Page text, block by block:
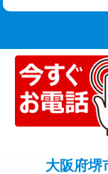
マス交換（土の掘
マス交換（深さ50
コンクリート斫り
コンクリート斫り
モルタル補修（厚
トーラー機使用/
追加トーラー機使
カメラ調査
止水・漏水調査
大阪府堺